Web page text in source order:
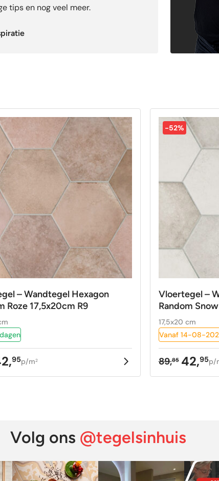
tips en nog veel meer.
– Wandtegel Hexagon
Roze 17,5x20cm R9
95p/m2
-52%
Vloertegel –
Random
17,5x20 cm
Vanaf 14-08-
89,85
prijs
42,95
Huidige
prijs
p/
Volg ons @tegelsinhuis